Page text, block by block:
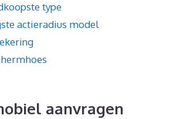
type
actieradius model
aanvragen